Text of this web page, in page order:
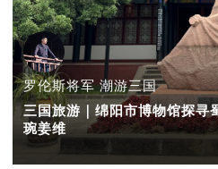
罗伦斯将军 潮游三国
三国旅游｜绵阳市博物馆探寻
琬姜维